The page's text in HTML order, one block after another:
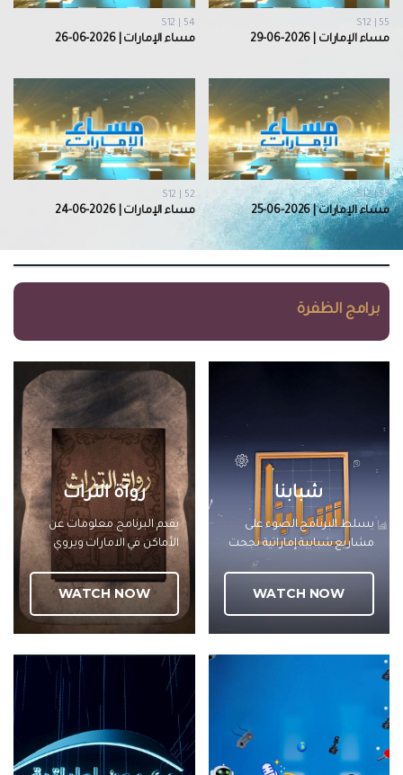
S12 | 55
مساء الإمارات | 2026-06-29
S12 | 54
مساء الإمارات | 2026-06-26
S12 | 53
مساء الإمارات | 2026-06-25
S12 | 52
مساء الإمارات | 2026-06-24
برامج الظفرة
شبابنا
يسلط البرنامج الضوء على
مشاريع شبابية إماراتية نجحت
بجهود وفكر الشباب الاماراتي
العالمية وقدرت أنها تترك
بصمة وعلامة فارقة ناجحة
ويرصد البرنامج لقاءات مع
أصحاب المشاريع من فئة
WATCH NOW
رواة التراث
يقدم البرنامج معلومات عن
الأماكن في الامارات ويروي
تاريخها عبر استضافة خبراء
مختصين ليقدموا الرواية
التراثية الموثقة لهذه الأماكن
WATCH NOW